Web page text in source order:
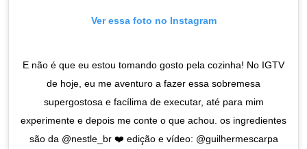
Ver essa foto no Instagram
E não é que eu estou tomando gosto pela cozinha! No IGTV
de hoje, eu me aventuro a fazer essa sobremesa
supergostosa e facílima de executar, até para mim
experimente e depois me conte o que achou. os ingredientes
são da @nestle_br ❤️ edição e vídeo: @guilhermescarpa